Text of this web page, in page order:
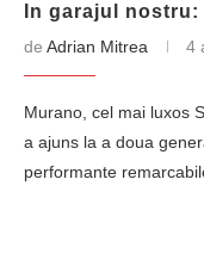
In garajul
de Adrian Mitrea 4
Murano, cel mai luxos
a ajuns la a doua
performante